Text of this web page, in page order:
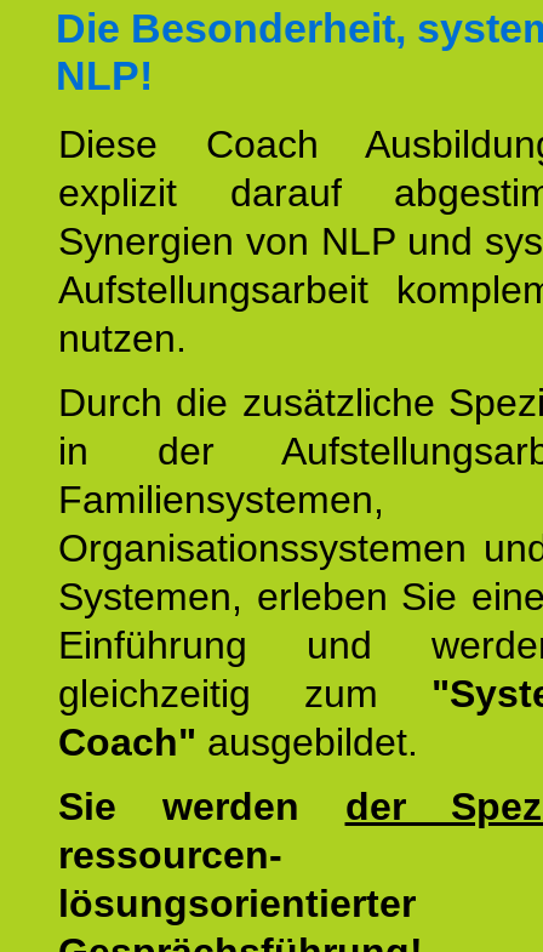
Die Besonderheit,
NLP!
Diese Coach
explizit darauf
Synergien von NLP und
Aufstellungsarbeit
nutzen.
Durch die zusätzliche
in der
Familiensystemen,
Organisationssystemen
Systemen, erleben Sie
Einführung und
gleichzeitig zum
Coach" ausgebildet.
Sie werden der
lösungsorientierter